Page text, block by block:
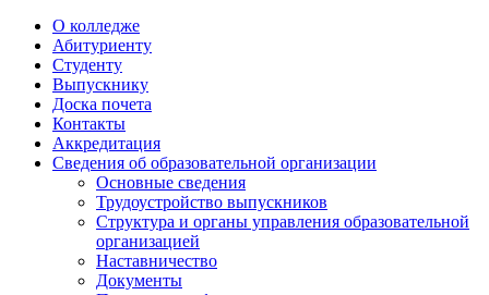
О колледже
Абитуриенту
Студенту
Выпускнику
Доска почета
Контакты
Аккредитация
Сведения об образовательной организации
Основные сведения
Трудоустройство выпускников
Структура и органы управления образовательной
организацией
Наставничество
Документы